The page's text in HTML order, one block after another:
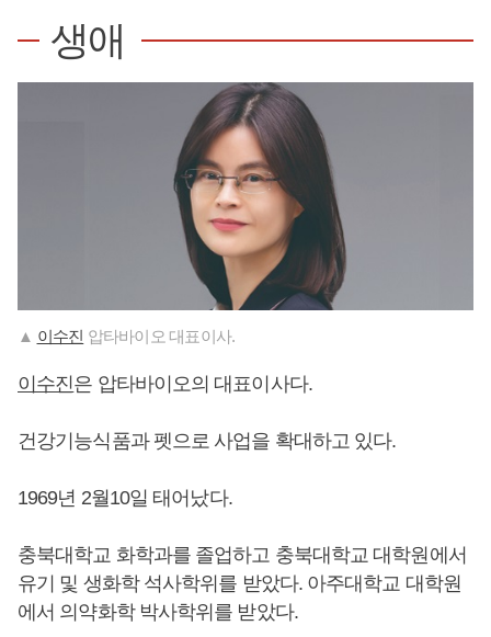
생애
▲ 이수진 압타바이오 대표이사.
이수진은 압타바이오의 대표이사다.
건강기능식품과 펫으로 사업을 확대하고 있다.
1969년 2월10일 태어났다.
충북대학교 화학과를 졸업하고 충북대학교 대학원에서
유기 및 생화학 석사학위를 받았다. 아주대학교 대학원
에서 의약화학 박사학위를 받았다.